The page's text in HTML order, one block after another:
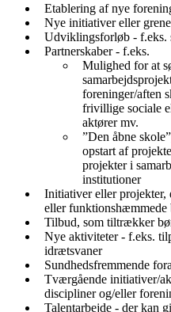
Etablering af nye
Nye initiativer eller
Udviklingsforløb - f.eks.
Partnerskaber - f.eks.
Mulighed for at
foreninger/aften
frivillige sociale
aktører mv.
”Den åbne
opstart af
projekter i
institutioner
Initiativer eller projekter,
eller
Tilbud, som tiltrækker
Nye aktiviteter - f.eks.
idrætsvaner
Sundhedsfremmende
Tværgående initiativer/
discipliner og/eller
Talentarbejde - der kan